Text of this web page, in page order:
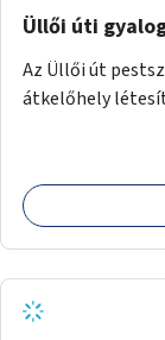
Üllői úti
Az Üllői út
átkelőhely